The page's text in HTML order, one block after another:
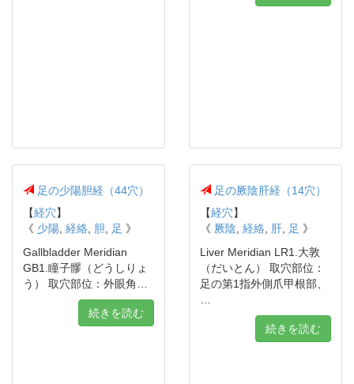
足の少陽胆経（44穴）
【経穴】
《 少陽 経絡 胆 足 》
Gallbladder Meridian
GB1.瞳子髎（どうしりょ
う） 取穴部位：外眼角…
続きを読む
足の厥陰肝経（14穴）
【経穴】
《 厥陰 経絡 肝 足 》
Liver Meridian LR1.大敦
（だいとん） 取穴部位：
足の第1指外側爪甲根部、
続きを読む